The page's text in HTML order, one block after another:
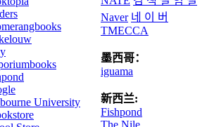
University
Naver 네 이 버
TMECCA
墨西哥：
iguama
新西兰:
Fishpond
The Nile